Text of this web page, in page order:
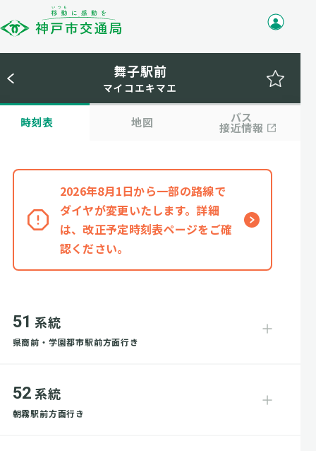
舞子駅前
マイコエキマエ
時刻表 地図 バス
接近情報
2026年8月1日から一部の路線で
ダイヤが変更いたします。詳細
は、改正予定時刻表ページをご確
認ください。
51 系統
県商前・学園都市駅前方面行き
52 系統
朝霧駅前方面行き